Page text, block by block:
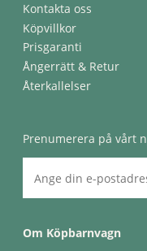
Kontakta oss
Köpvillkor
Prisgaranti
Ångerrätt & Retur
Återkallelser
Prenumerera på vårt
Om Köpbarnvagn